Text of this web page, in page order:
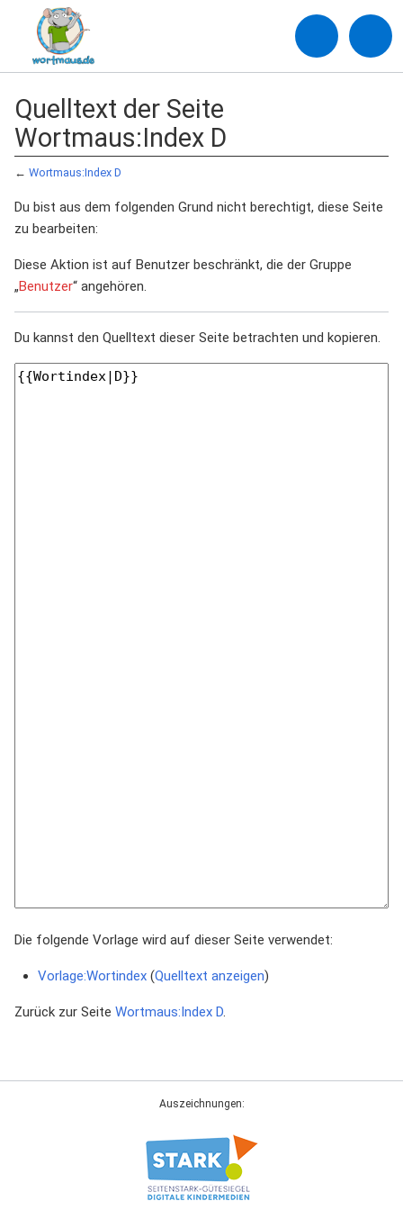
Quelltext der Seite
Wortmaus:Index D
← Wortmaus:Index D
Du bist aus dem folgenden Grund nicht berechtigt, diese Seite
zu bearbeiten:
Diese Aktion ist auf Benutzer beschränkt, die der Gruppe
„Benutzer“ angehören.
Du kannst den Quelltext dieser Seite betrachten und kopieren.
Die folgende Vorlage wird auf dieser Seite verwendet:
Vorlage:Wortindex(Quelltext anzeigen)
Zurück zur Seite Wortmaus:Index D.
Auszeichnungen: